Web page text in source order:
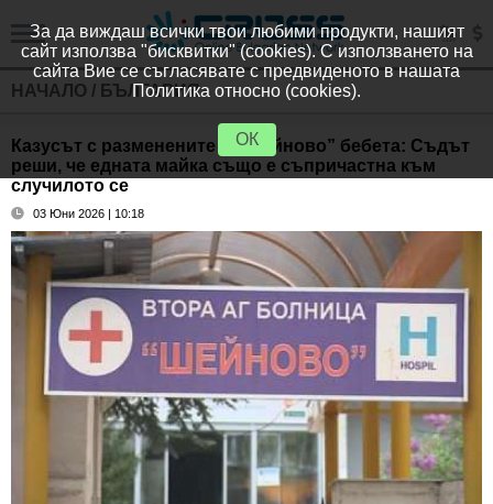
НАЧАЛО / БЪЛГАРИЯ
Казусът с разменените в „Шейново” бебета: Съдът
реши, че едната майка също е съпричастна към
случилото се
03 Юни 2026 | 10:18
За да виждаш всички твои любими продукти, нашият
сайт използва "бисквитки" (cookies). С използването на
сайта Вие се съгласявате с предвиденото в нашата
Политика относно (cookies).
ОК